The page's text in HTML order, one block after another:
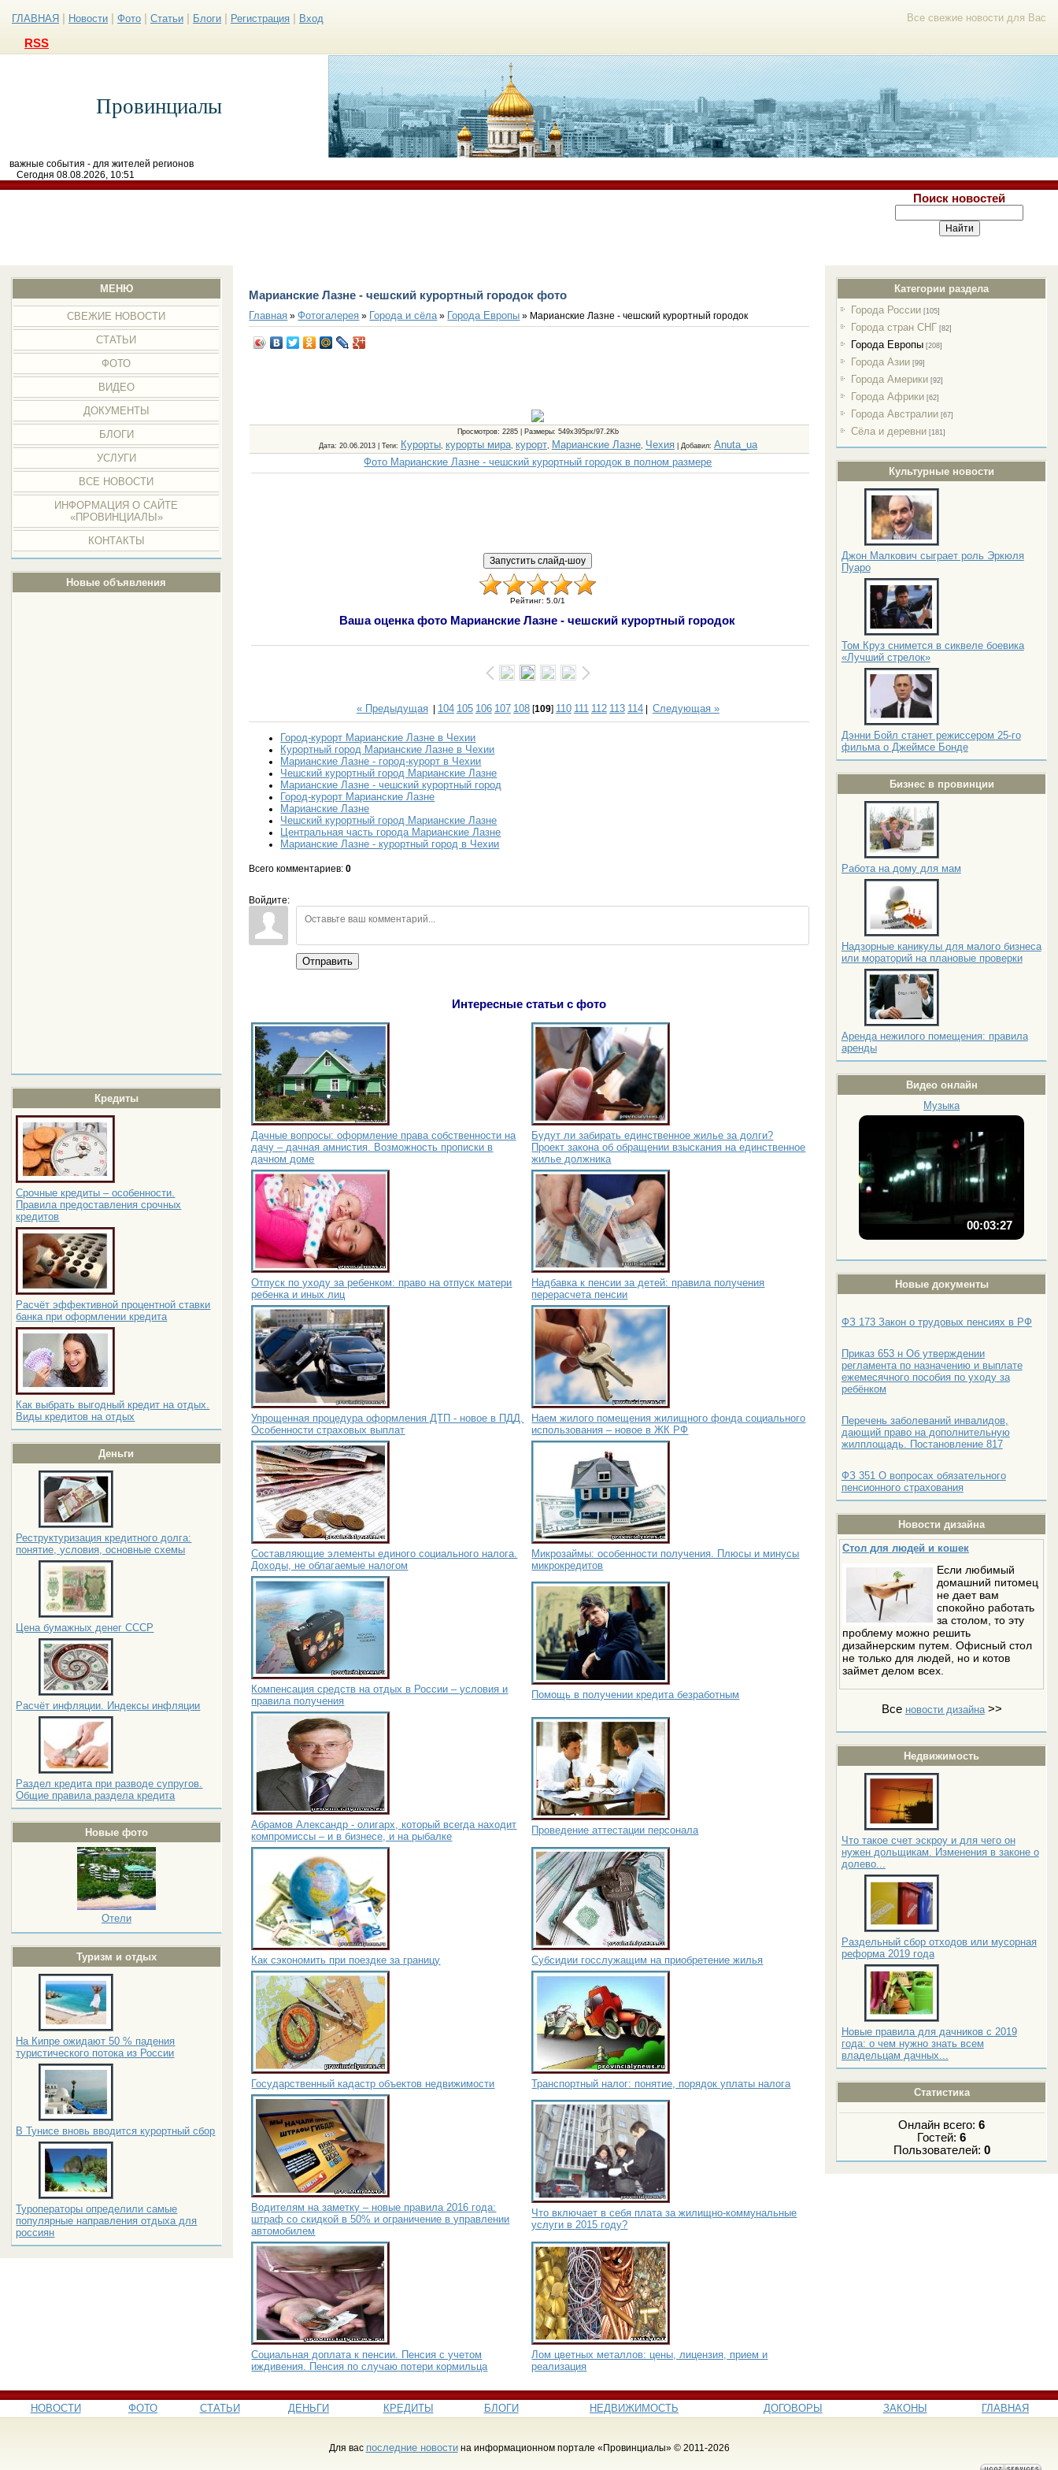
Все свежие новости для Вас
ГЛАВНАЯ Новости Фото Статьи Блоги Регистрация Вход
RSS
Провинциалы
важные события - для жителей регионов
Сегодня 08.08.2026, 10:51
Поиск новостей
МЕНЮ
СВЕЖИЕ НОВОСТИ
СТАТЬИ
ФОТО
ВИДЕО
ДОКУМЕНТЫ
БЛОГИ
УСЛУГИ
ВСЕ НОВОСТИ
ИНФОРМАЦИЯ О САЙТЕ
«ПРОВИНЦИАЛЫ»
КОНТАКТЫ
Новые объявления
Кредиты
Срочные кредиты – особенности.
Правила предоставления срочных
кредитов
Расчёт эффективной процентной ставки
банка при оформлении кредита
Как выбрать выгодный кредит на отдых.
Виды кредитов на отдых
Деньги
Реструктуризация кредитного долга:
понятие, условия, основные схемы
Цена бумажных денег СССР
Расчёт инфляции. Индексы инфляции
Раздел кредита при разводе супругов.
Общие правила раздела кредита
Новые фото
Отели
Туризм и отдых
На Кипре ожидают 50 % падения
туристического потока из России
В Тунисе вновь вводится курортный сбор
Туроператоры определили самые
популярные направления отдыха для
россиян
Категории раздела
Города России [105]
Города стран СНГ [82]
Города Европы [208]
Города Азии [99]
Города Америки [92]
Города Африки [62]
Города Австралии [67]
Сёла и деревни [181]
Культурные новости
Джон Малкович сыграет роль Эркюля
Пуаро
Том Круз снимется в сиквеле боевика
«Лучший стрелок»
Дэнни Бойл станет режиссером 25-го
фильма о Джеймсе Бонде
Бизнес в провинции
Работа на дому для мам
Надзорные каникулы для малого бизнеса
или мораторий на плановые проверки
Аренда нежилого помещения: правила
аренды
Видео онлайн
Музыка
00:03:27
Новые документы
ФЗ 173 Закон о трудовых пенсиях в РФ
Приказ 653 н Об утверждении
регламента по назначению и выплате
ежемесячного пособия по уходу за
ребёнком
Перечень заболеваний инвалидов,
дающий право на дополнительную
жилплощадь. Постановление 817
ФЗ 351 О вопросах обязательного
пенсионного страхования
Новости дизайна
Стол для людей и кошек
Если любимый
домашний питомец
не дает вам
спокойно работать
за столом, то эту
проблему можно решить
дизайнерским путем. Офисный стол
не только для людей, но и котов
займет делом всех.
Все новости дизайна>>
Недвижимость
Что такое счет эскроу и для чего он
нужен дольщикам. Изменения в законе о
долево...
Раздельный сбор отходов или мусорная
реформа 2019 года
Новые правила для дачников с 2019
года: о чем нужно знать всем
владельцам дачных...
Статистика
Онлайн всего:6
Гостей:6
Пользователей: 0
Марианские Лазне - чешский курортный городок фото
Главная »Фотогалерея » Города и сёла » Города Европы » Марианские Лазне - чешский курортный городок
Просмотров: 2285 | Размеры: 549x395px/97.2Kb
Дата: 20.06.2013 | Теги: Курорты курорты мира, курорт, Марианские Лазне, Чехия Добавил: Anuta_ua
Фото Марианские Лазне - чешский курортный городок в полном размере
Рейтинг: 5.0/1
Ваша оценка фото Марианские Лазне - чешский курортный городок
« Предыдущая| 104 105 106 107 108[109] 110 111 112 113 114| Следующая »
Город-курорт Марианские Лазне в Чехии
Курортный город Марианские Лазне в Чехии
Марианские Лазне - город-курорт в Чехии
Чешский курортный город Марианские Лазне
Марианские Лазне - чешский курортный город
Город-курорт Марианские Лазне
Марианские Лазне
Чешский курортный город Марианские Лазне
Центральная часть города Марианские Лазне
Марианские Лазне - курортный город в Чехии
Всего комментариев:0
Войдите:
Отправить
Интересные статьи с фото
Дачные вопросы: оформление права собственности на
дачу – дачная амнистия. Возможность прописки в
дачном доме
Будут ли забирать единственное жилье за долги?
Проект закона об обращении взыскания на единственное
жилье должника
Отпуск по уходу за ребенком: право на отпуск матери
ребенка и иных лиц
Надбавка к пенсии за детей: правила получения
перерасчета пенсии
Упрощенная процедура оформления ДТП - новое в ПДД.
Особенности страховых выплат
Наем жилого помещения жилищного фонда социального
использования – новое в ЖК РФ
Составляющие элементы единого социального налога.
Доходы, не облагаемые налогом
Микрозаймы: особенности получения. Плюсы и минусы
микрокредитов
Компенсация средств на отдых в России – условия и
правила получения
Помощь в получении кредита безработным
Абрамов Александр - олигарх, который всегда находит
компромиссы – и в бизнесе, и на рыбалке
Проведение аттестации персонала
Как сэкономить при поездке за границу Субсидии госслужащим на приобретение жилья
Государственный кадастр объектов недвижимости Транспортный налог: понятие, порядок уплаты налога
Водителям на заметку – новые правила 2016 года:
штраф со скидкой в 50% и ограничение в управлении
автомобилем
Что включает в себя плата за жилищно-коммунальные
услуги в 2015 году?
Социальная доплата к пенсии. Пенсия с учетом
иждивения. Пенсия по случаю потери кормильца
Лом цветных металлов: цены, лицензия, прием и
реализация
НОВОСТИ ФОТО СТАТЬИ ДЕНЬГИ КРЕДИТЫ БЛОГИ НЕДВИЖИМОСТЬ ДОГОВОРЫ ЗАКОНЫ ГЛАВНАЯ
Для вас последние новостина информационном портале «Провинциалы» © 2011-2026